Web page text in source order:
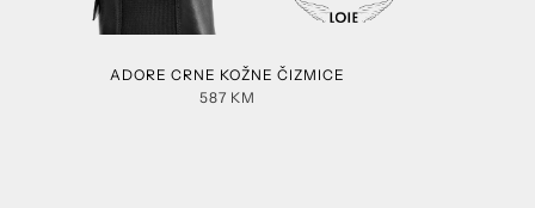
ADORE CRNE KOŽNE ČIZMICE
587 KM